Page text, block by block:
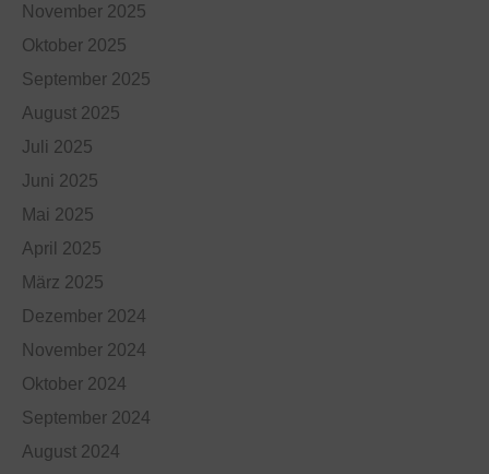
November 2025
Oktober 2025
September 2025
August 2025
Juli 2025
Juni 2025
Mai 2025
April 2025
März 2025
Dezember 2024
November 2024
Oktober 2024
September 2024
August 2024